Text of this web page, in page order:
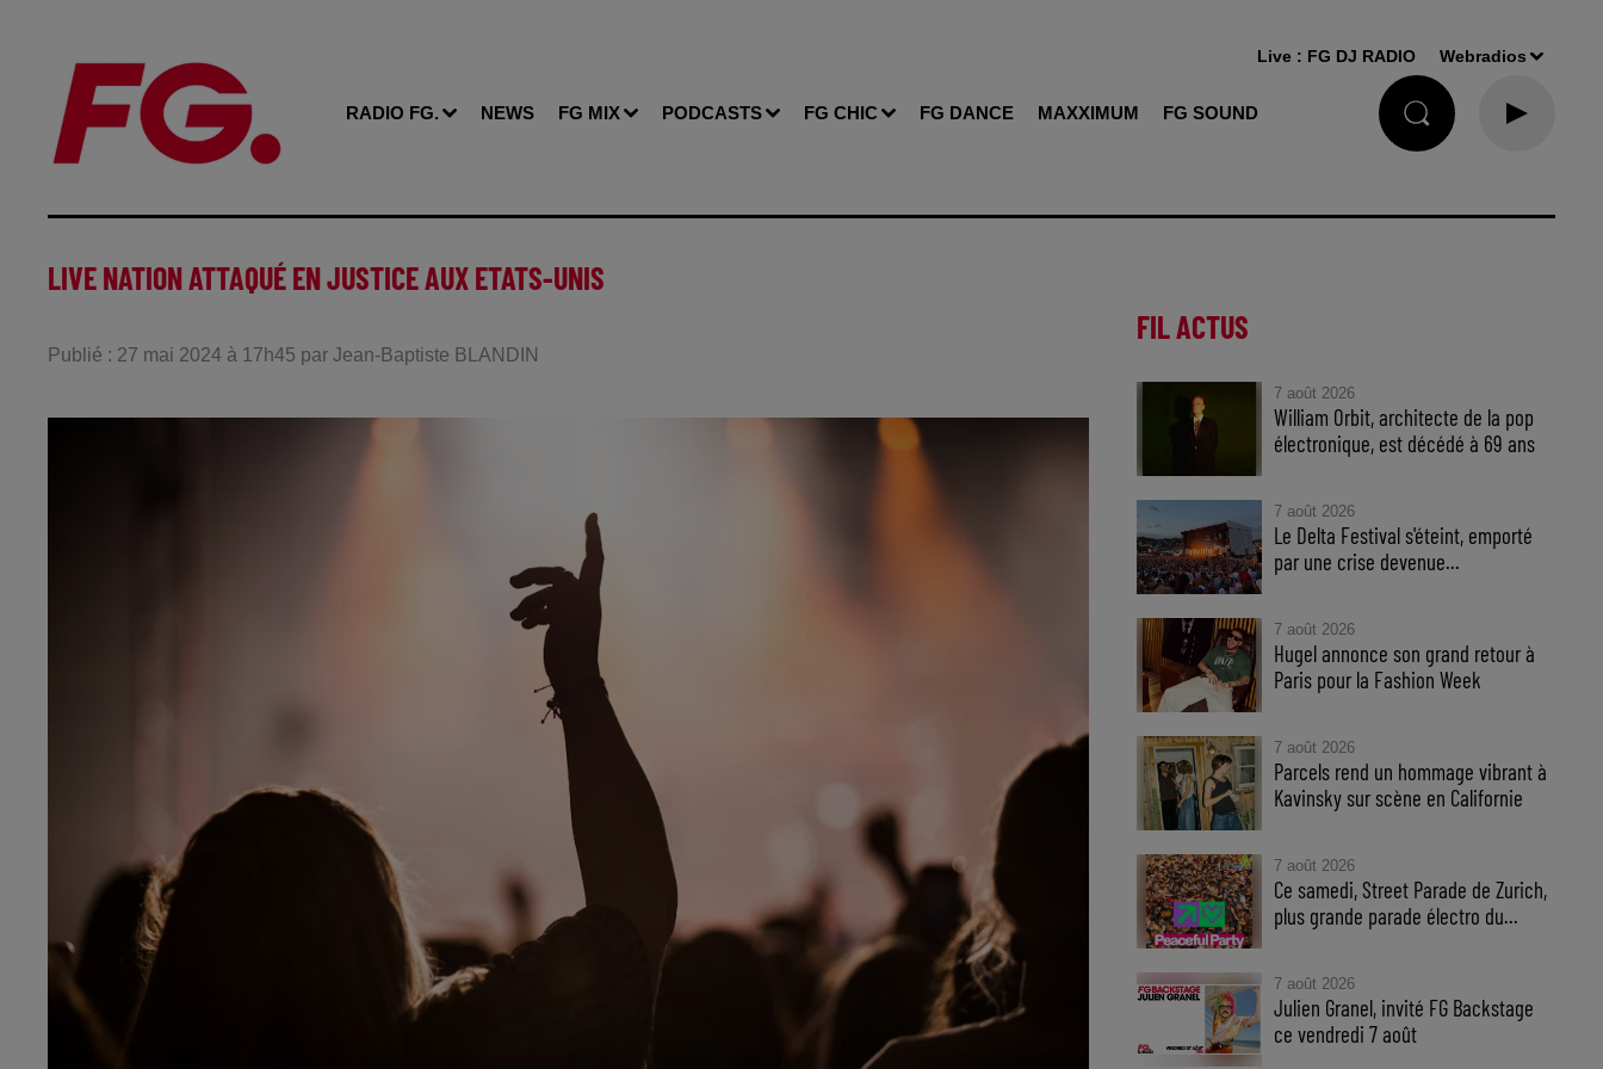
RADIO FG. NEWS FG MIX PODCASTS FG CHIC FG DANCE MAXXIMUM FG SOUND
Live : FG DJ RADIO Webradios
LIVE NATION ATTAQUÉ EN JUSTICE AUX ETATS-UNIS
Publié : 27 mai 2024 à 17h45 par Jean-Baptiste BLANDIN
FIL ACTUS
7 août 2026
William Orbit, architecte de la pop
électronique, est décédé à 69 ans
7 août 2026
Le Delta Festival s'éteint, emporté
par une crise devenue...
7 août 2026
Hugel annonce son grand retour à
Paris pour la Fashion Week
7 août 2026
Parcels rend un hommage vibrant à
Kavinsky sur scène en Californie
7 août 2026
Ce samedi, Street Parade de Zurich,
plus grande parade électro du...
7 août 2026
Julien Granel, invité FG Backstage
ce vendredi 7 août